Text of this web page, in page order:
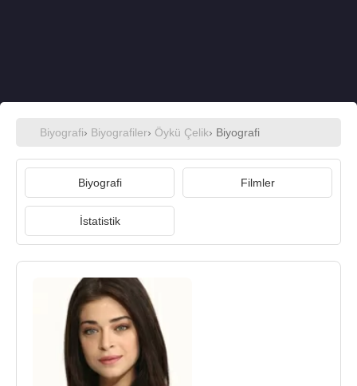
Biyografi› Biyografiler› Öykü Çelik› Biyografi
Biyografi Filmler
İstatistik